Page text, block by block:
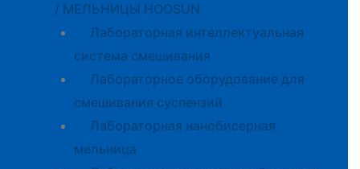
/ МЕЛЬНИЦЫ HOOSUN
Лабораторная интеллектуальная
система смешивания
Лабораторное оборудование для
смешивания суспензий
Лабораторная нанобисерная
мельница